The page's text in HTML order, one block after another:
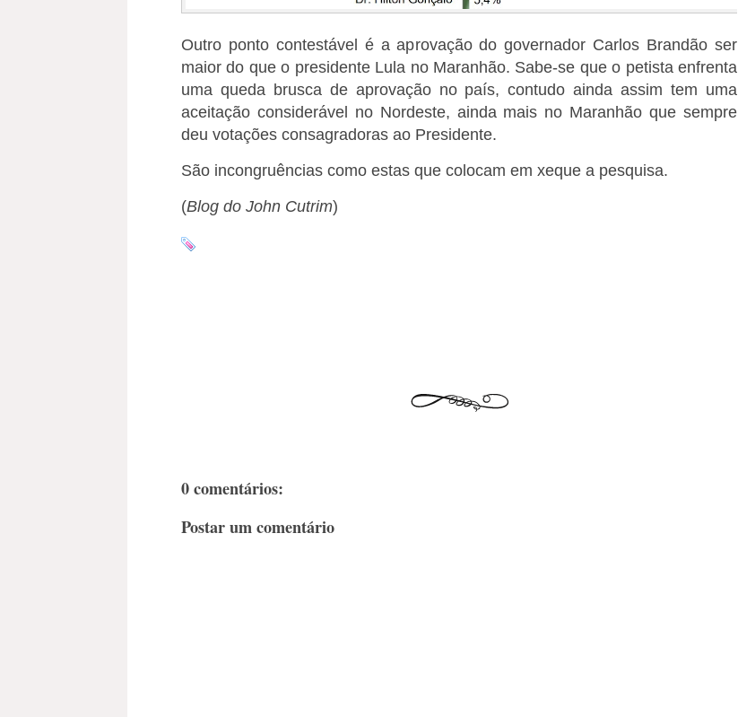
Outro ponto contestável é a aprovação do governador Carlos Brandão ser
maior do que o presidente Lula no Maranhão. Sabe-se que o petista enfrenta
uma queda brusca de aprovação no país, contudo ainda assim tem uma
aceitação considerável no Nordeste, ainda mais no Maranhão que sempre
deu votações consagradoras ao Presidente.
São incongruências como estas que colocam em xeque a pesquisa.
(Blog do John Cutrim)
0 comentários:
Postar um comentário